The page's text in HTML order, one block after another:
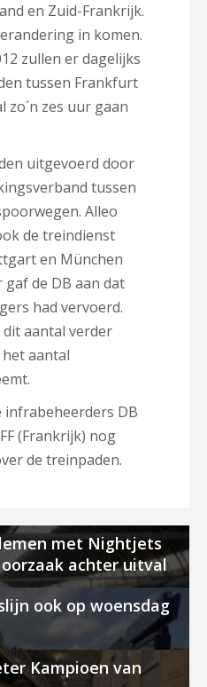
en Zuid-Frankrijk.
in komen.
zullen er dagelijks
tussen Frankfurt
zo´n zes uur gaan
uitgevoerd door
tussen
Alleo
de treindienst
en München
gaf de DB aan dat
had vervoerd.
aantal verder
aantal
infrabeheerders DB
(Frankrijk) nog
de treinpaden.
met Nightjets
achter uitval
ook op woensdag
Kampioen van